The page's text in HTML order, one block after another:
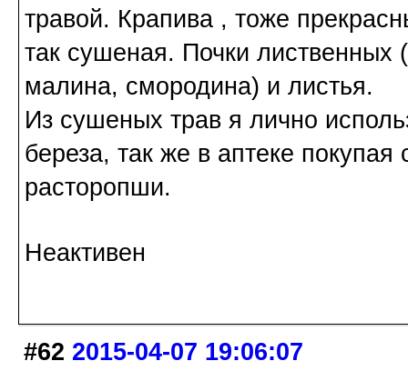
травой. Крапива , тоже
так сушеная. Почки
малина, смородина) и листья.
Из сушеных трав я лично
береза, так же в аптеке
расторопши.
Неактивен
#62 2015-04-07 19:06:07